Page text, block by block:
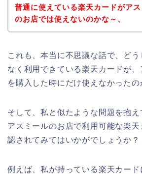
普通に使えている楽天カードがア
のお店では使えないのかな～、
これも、本当に不思議な話で、ど
なく利用できている楽天カードが
を購入した時にだけ使えなかったの
そして、私と似たような問題を抱
アスミールのお店で利用可能な楽
認されてみてはいかがでしょうか？
例えば、私が持っている楽天カー